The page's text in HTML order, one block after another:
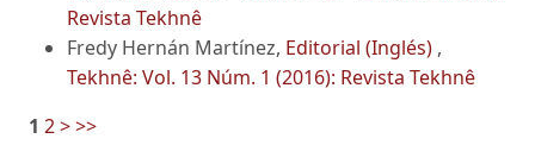
Revista Tekhnê
Fredy Hernán Martínez, Editorial (Inglés) ,
Tekhnê: Vol. 13 Núm. 1 (2016): Revista Tekhnê
1 2>>>